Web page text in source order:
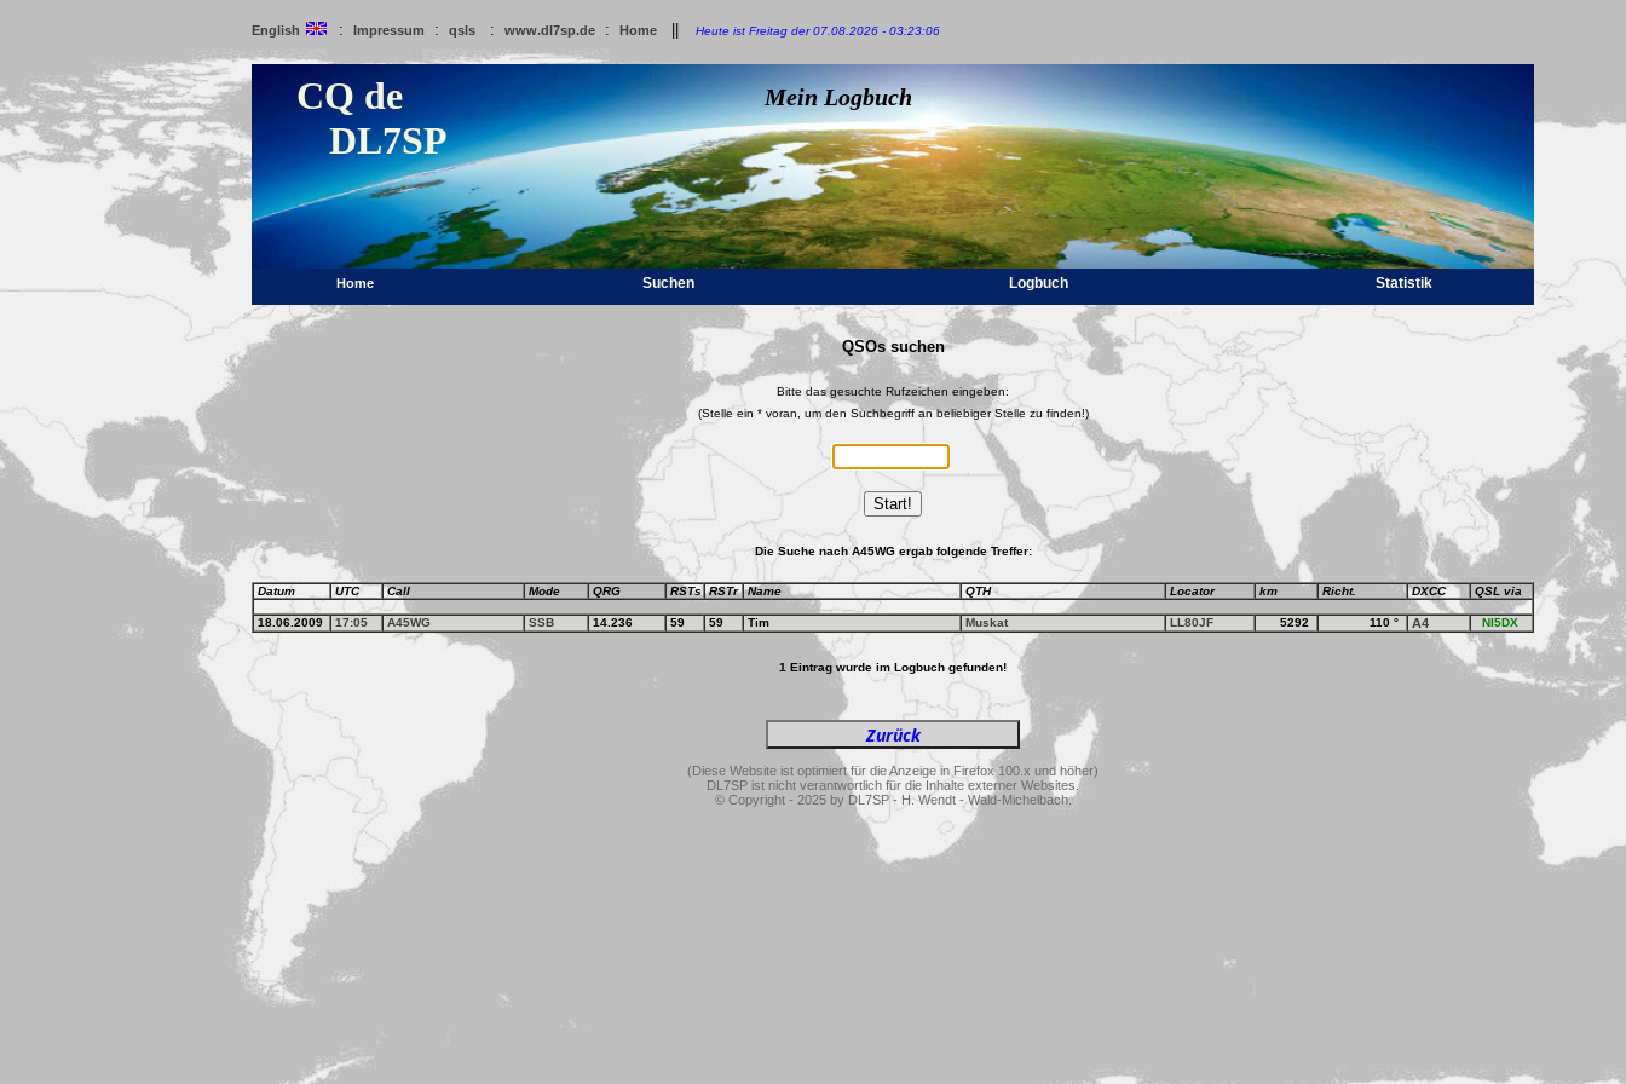
English : Impressum : qsls : www.dl7sp.de : Home Heute ist Freitag der 07.08.2026 - 03:23:06
CQ de
DL7SP
Mein Logbuch
Home Suchen Logbuch Statistik
QSOs suchen
Bitte das gesuchte Rufzeichen eingeben:
(Stelle ein * voran, um den Suchbegriff an beliebiger Stelle zu finden!)
Start!
Die Suche nach A45WG ergab folgende Treffer:
Datum UTC Call Mode QRG RSTs RSTr Name QTH Locator km Richt. DXCC QSL via
18.06.2009 17:05 A45WG SSB 14.236 59 59 Tim Muskat LL80JF 5292 110 ° A4 NI5DX
1 Eintrag wurde im Logbuch gefunden!
(Diese Website ist optimiert für die Anzeige in Firefox 100.x und höher)
DL7SP ist nicht verantwortlich für die Inhalte externer Websites.
© Copyright - 2025 by DL7SP - H. Wendt - Wald-Michelbach.